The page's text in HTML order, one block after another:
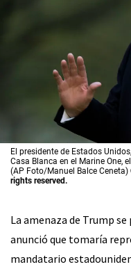
El presidente de Estados
Casa Blanca en el Marine One,
(AP Foto/Manuel Balce Ceneta)
rights reserved.
La amenaza de Trump se
anunció que tomaría
mandatario